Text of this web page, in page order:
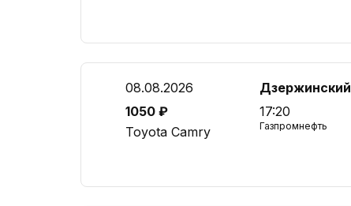
08.08.2026
1050 ₽
Toyota Camry
Дзержинский
17:20
Газпромнефть